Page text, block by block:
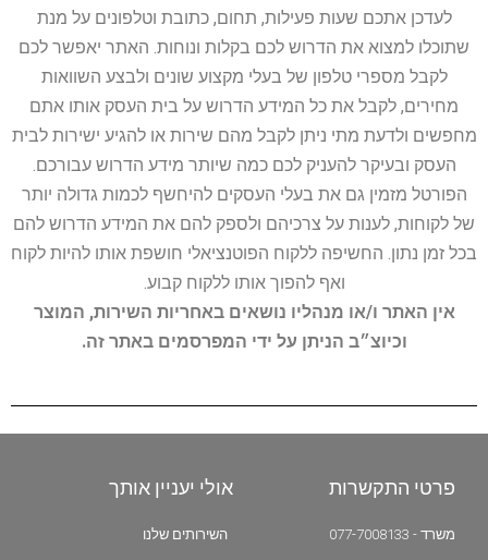
לעדכן אתכם שעות פעילות, תחום, כתובת וטלפונים על מנת
שתוכלו למצוא את הדרוש לכם בקלות ונוחות. האתר יאפשר לכם
לקבל מספרי טלפון של בעלי מקצוע שונים ולבצע השוואות
מחירים, לקבל את כל המידע הדרוש על בית העסק אותו אתם
מחפשים ולדעת מתי ניתן לקבל מהם שירות או להגיע ישירות לבית
העסק ובעיקר להעניק לכם כמה שיותר מידע הדרוש עבורכם.
הפורטל מזמין גם את בעלי העסקים להיחשף לכמות גדולה יותר
של לקוחות, לענות על צרכיהם ולספק להם את המידע הדרוש להם
בכל זמן נתון. החשיפה ללקוח הפוטנציאלי חושפת אותו להיות לקוח
ואף להפוך אותו ללקוח קבוע.
אין האתר ו/או מנהליו נושאים באחריות השירות, המוצר
וכיוצ״ב הניתן על ידי המפרסמים באתר זה.
פרטי התקשרות
משרד - 077-7008133
אולי יעניין אותך
השירותים שלנו